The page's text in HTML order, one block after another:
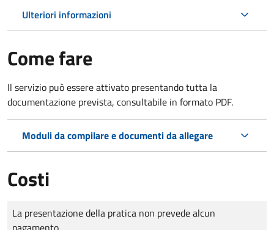
Ulteriori informazioni
Come fare
Il servizio può essere attivato presentando tutta la
documentazione prevista, consultabile in formato PDF.
Moduli da compilare e documenti da allegare
Costi
Tipo di pagamento
Importo
La presentazione della pratica non prevede alcun